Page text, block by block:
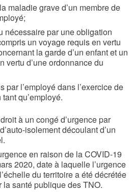
maladie grave d’un membre de
nécessaire par une obligation
un voyage requis en vertu
la garde d’un enfant et un
vertu d’une ordonnance du
par l’employé dans l’exercice de
qu’employé.
à un congé d’urgence par
isolement découlant d’un
en raison de la COVID-19
2020, date à laquelle l’urgence
du territoire a été décrétée
la santé publique des TNO.